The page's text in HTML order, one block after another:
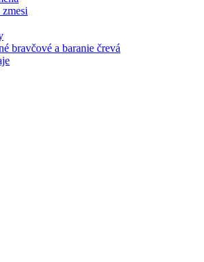
bravčové a baranie črevá